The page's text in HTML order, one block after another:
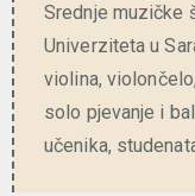
Srednje muzičke
Univerziteta u
violina,
solo pjevanje i
učenika,